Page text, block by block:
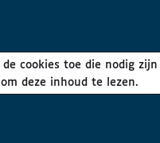
om deze inhoud te lezen.